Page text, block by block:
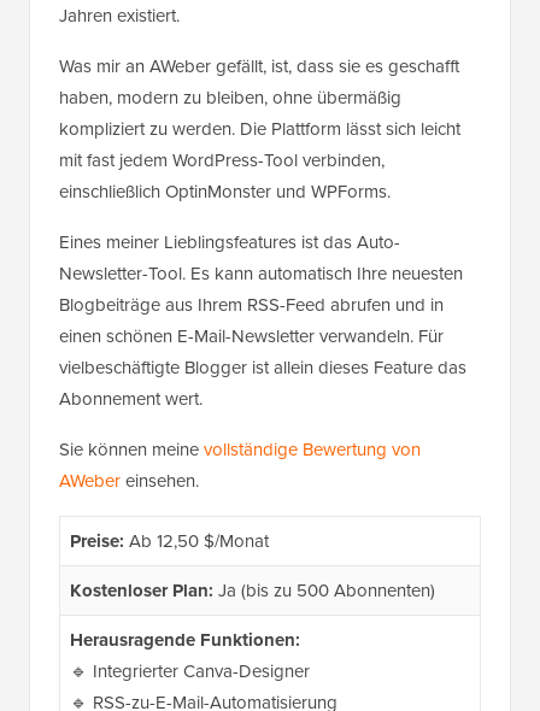
Jahren existiert.
Was mir an AWeber gefällt, ist, dass sie es geschafft
haben, modern zu bleiben, ohne übermäßig
kompliziert zu werden. Die Plattform lässt sich leicht
mit fast jedem WordPress-Tool verbinden,
einschließlich OptinMonster und WPForms.
Eines meiner Lieblingsfeatures ist das Auto-
Newsletter-Tool. Es kann automatisch Ihre neuesten
Blogbeiträge aus Ihrem RSS-Feed abrufen und in
einen schönen E-Mail-Newsletter verwandeln. Für
vielbeschäftigte Blogger ist allein dieses Feature das
Abonnement wert.
Sie können meinevollständige Bewertung von
AWebereinsehen.
Preise: Ab 12,50 $/Monat
Kostenloser Plan: Ja (bis zu 500 Abonnenten)
Herausragende Funktionen:
🔹 Integrierter Canva-Designer
🔹 RSS-zu-E-Mail-Automatisierung